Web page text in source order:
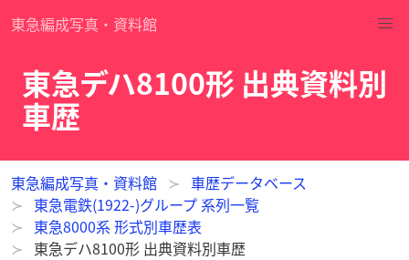
東急編成写真・資料館
東急デハ8100形 出典資料別
車歴
東急編成写真・資料館
車歴データベース
東急電鉄(1922-)グループ 系列一覧
東急8000系 形式別車歴表
東急デハ8100形 出典資料別車歴